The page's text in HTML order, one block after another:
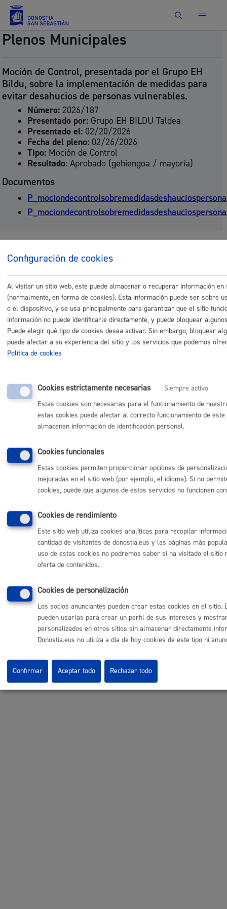
Buscar
Plenos Municipales
Moción de Control, presentada por el Grupo EH
Bildu, sobre la implementación de medidas para
evitar desahucios de personas vulnerables.
Número:2026/187
Presentado por: Grupo EH BILDU Taldea
Presentado el: 02/20/2026
Fecha del pleno: 02/26/2026
Tipo: Moción de Control
Resultado:Aprobado (gehiengoa / mayoría)
Documentos
Comunícate con el Ayuntamiento de Donostia / San
Sebastián
010 (gratuito desde Donostia / San Sebastián)
(+34) 943 481 000
Buzón de la ciudadanía
Informar de un error en la web
Perfil del contratante
Sede electrónica
Mapas - GeoDonostia
Sala de prensa
Otras páginas web corporativas
Donostia Kirola
Donostia Kultura
Fomento de San Sebastián
Dbus
Síguenos en redes sociales
© Donostiako Udala - Ayuntamiento de Donostia / San Sebastián
Ijentea 1, 20003 Donostia / San Sebastián
Aviso legal
Política de cookies
Declaración de accesibilidad
Configuración de cookies
Al visitar un sitio web, este puede almacenar o recuperar información en
(normalmente, en forma de cookies). Esta información puede ser sobre
o el dispositivo, y se usa principalmente para garantizar que el sitio
información no puede identificarle directamente, y puede bloquear
Puede elegir qué tipo de cookies desea activar. Sin embargo, bloquear
puede afectar a su experiencia del sitio y los servicios que podemos
Política de cookies
Cookies estrictamente necesarias
Siempre activo
Estas cookies son necesarias para el funcionamiento de
estas cookies puede afectar al correcto funcionamiento de
almacenan información de identificación personal.
Cookies funcionales
Estas cookies permiten proporcionar opciones de
mejoradas en el sitio web (por ejemplo, el idioma). Si no
cookies, puede que algunos de estos servicios no funcionen
Cookies de rendimiento
Este sitio web utiliza cookies analíticas para recopilar
cantidad de visitantes de donostia.eus y las páginas más
uso de estas cookies no podremos saber si ha visitado el sitio
oferta de contenidos.
Cookies de personalización
Los socios anunciantes pueden crear estas cookies en el sitio.
pueden usarlas para crear un perfil de sus intereses y
personalizados en otros sitios sin almacenar directamente
Donostia.eus no utiliza a día de hoy cookies de este tipo ni
Rechazar todo
Confirmar Aceptar todo